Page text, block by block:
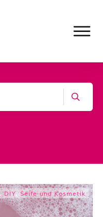
,DIY,Seife und Kosmetik